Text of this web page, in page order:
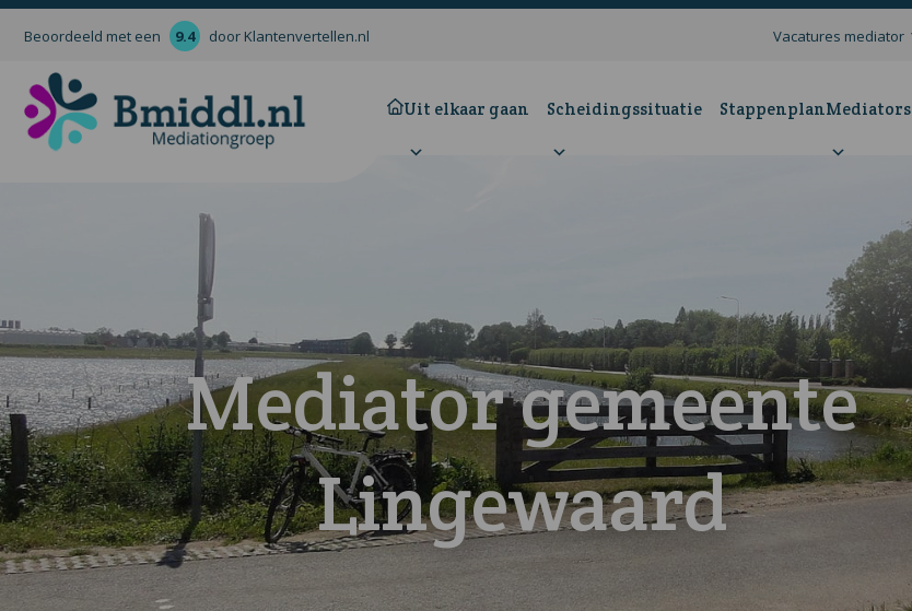
Beoordeeld met een 9.4 door Klantenvertellen.nl Vacatures mediator
Uit elkaar gaan Scheidingssituatie StappenplanMediators
Mediator gemeente
Lingewaard